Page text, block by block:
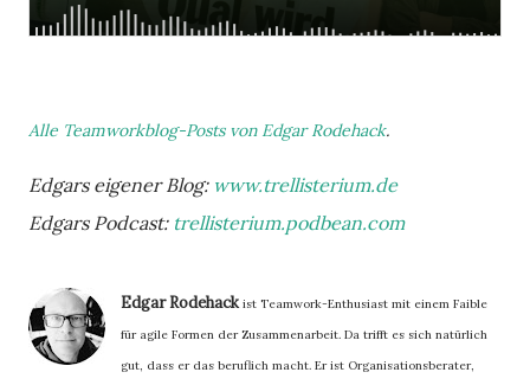
Alle Teamworkblog-Posts von Edgar Rodehack.
Edgars eigener Blog: www.trellisterium.de
Edgars Podcast: trellisterium.podbean.com
Edgar Rodehackist Teamwork-Enthusiast mit einem Faible
für agile Formen der Zusammenarbeit. Da trifft es sich natürlich
gut, dass er das beruflich macht. Er ist Organisationsberater,